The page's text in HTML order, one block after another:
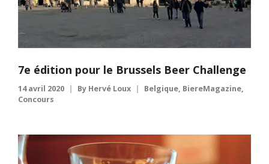
7e édition pour le Brussels Beer Challenge
14 avril 2020 By Hervé Loux Belgique, BiereMagazine,
Concours